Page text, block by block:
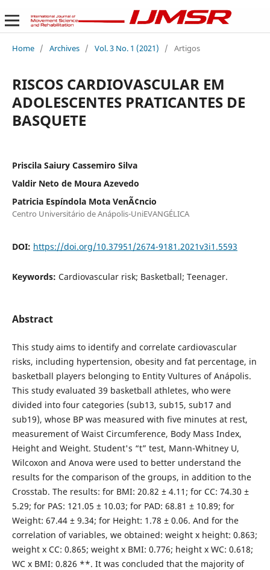
Home / Archives / Vol. 3 No. 1 (2021) / Artigos
RISCOS CARDIOVASCULAR EM
ADOLESCENTES PRATICANTES DE
BASQUETE
Priscila Saiury Cassemiro Silva
Valdir Neto de Moura Azevedo
Patricia Espíndola Mota VenÃ¢ncio
Centro Universitário de Anápolis-UniEVANGÉLICA
DOI: https://doi.org/10.37951/2674-9181.2021v3i1.5593
Keywords: Cardiovascular risk; Basketball; Teenager.
Abstract
This study aims to identify and correlate cardiovascular
risks, including hypertension, obesity and fat percentage, in
basketball players belonging to Entity Vultures of Anápolis.
This study evaluated 39 basketball athletes, who were
divided into four categories (sub13, sub15, sub17 and
sub19), whose BP was measured with five minutes at rest,
measurement of Waist Circumference, Body Mass Index,
Height and Weight. Student's “t” test, Mann-Whitney U,
Wilcoxon and Anova were used to better understand the
results for the comparison of the groups, in addition to the
Crosstab. The results: for BMI: 20.82 ± 4.11; for CC: 74.30 ±
5.29; for PAS: 121.05 ± 10.03; for PAD: 68.81 ± 10.89; for
Weight: 67.44 ± 9.34; for Height: 1.78 ± 0.06. And for the
correlation of variables, we obtained: weight x height: 0.863;
weight x CC: 0.865; weight x BMI: 0.776; height x WC: 0.618;
WC x BMI: 0.826 **. It was concluded that the majority of